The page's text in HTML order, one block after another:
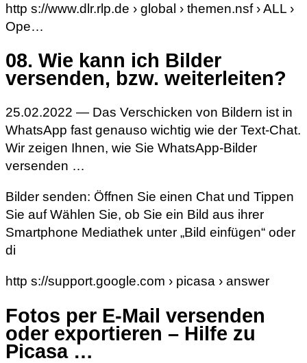
http s://www.dlr.rlp.de › global › themen.nsf › ALL ›
Ope…
08. Wie kann ich Bilder
versenden, bzw. weiterleiten?
25.02.2022 — Das Verschicken von Bildern ist in
WhatsApp fast genauso wichtig wie der Text-Chat.
Wir zeigen Ihnen, wie Sie WhatsApp-Bilder
versenden …
Bilder senden: Öffnen Sie einen Chat und Tippen
Sie auf Wählen Sie, ob Sie ein Bild aus ihrer
Smartphone Mediathek unter „Bild einfügen“ oder
di
http s://support.google.com › picasa › answer
Fotos per E-Mail versenden
oder exportieren – Hilfe zu
Picasa …